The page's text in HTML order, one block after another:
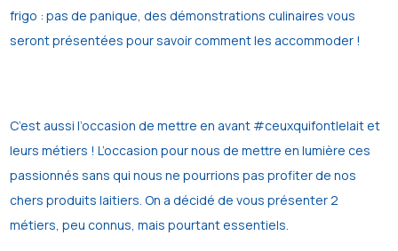
frigo : pas de panique, des démonstrations culinaires vous
seront présentées pour savoir comment les accommoder !
C’est aussi l’occasion de mettre en avant #ceuxquifontlelait et
leurs métiers ! L’occasion pour nous de mettre en lumière ces
passionnés sans qui nous ne pourrions pas profiter de nos
chers produits laitiers. On a décidé de vous présenter 2
métiers, peu connus, mais pourtant essentiels.